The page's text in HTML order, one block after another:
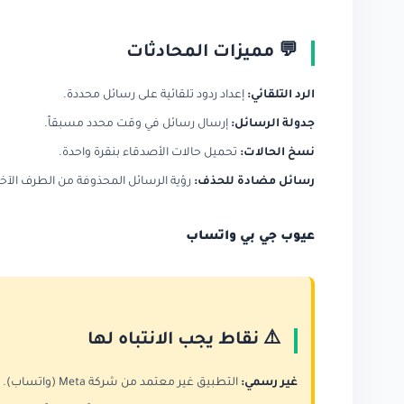
💬 مميزات المحادثات
الرد التلقائي: إعداد ردود تلقائية على رسائل محددة.
جدولة الرسائل: إرسال رسائل في وقت محدد مسبقاً.
نسخ الحالات: تحميل حالات الأصدقاء بنقرة واحدة.
رسائل مضادة للحذف: رؤية الرسائل المحذوفة من الطرف
عيوب جي بي واتساب
⚠️ نقاط يجب الانتباه لها
غير رسمي: التطبيق غير معتمد من شركة Meta (واتساب).